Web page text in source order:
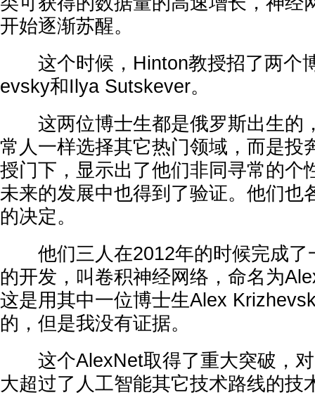
开始逐渐苏醒。
这个时候，Hinton教授招了两个
evsky和Ilya Sutskever。
这两位博士生都是俄罗斯出生的
常人一样选择其它热门领域，而是投
授门下，显示出了他们非同寻常的个
未来的发展中也得到了验证。他们也
的决定。
他们三人在2012年的时候完成了
的开发，叫卷积神经网络，命名为
这是用其中一位博士生Alex
的，但是我没有证据。
这个AlexNet取得了重大突破，对
大超过了人工智能其它技术路线的技